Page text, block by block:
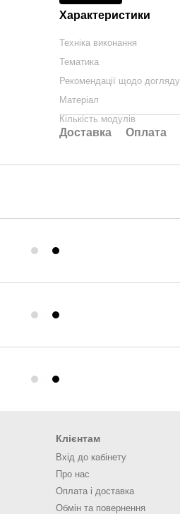
Характеристики
Техніка виконання
Тематика
Рекомендації щодо догляду
Матеріал
Кількість модулів
Доставка Оплата
Клієнтам
Вхід до кабінету
Про нас
Оплата і доставка
Обмін та повернення